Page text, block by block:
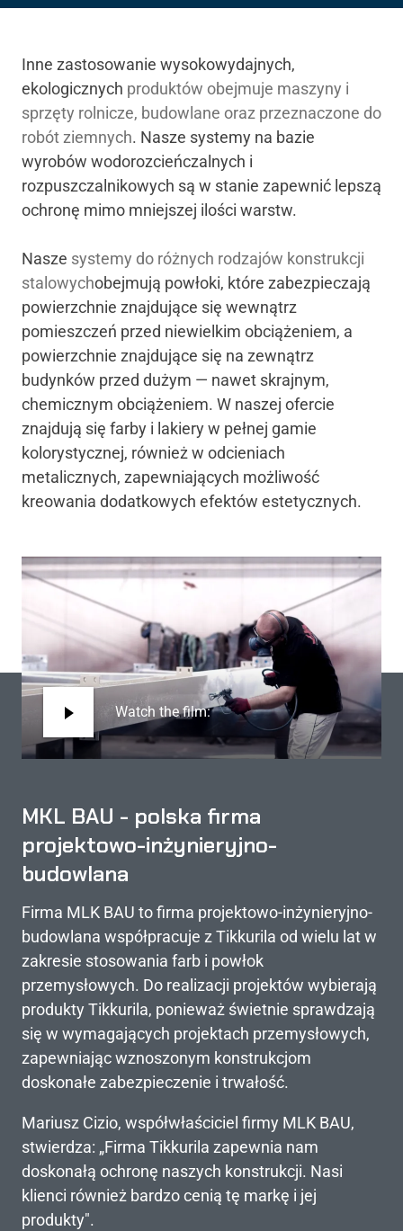
Inne zastosowanie wysokowydajnych,
ekologicznych produktów obejmuje maszyny i
sprzęty rolnicze, budowlane oraz przeznaczone do
robót ziemnych. Nasze systemy na bazie
wyrobów wodorozcieńczalnych i
rozpuszczalnikowych są w stanie zapewnić lepszą
ochronę mimo mniejszej ilości warstw.
Nasze systemy do różnych rodzajów konstrukcji
stalowychobejmują powłoki, które zabezpieczają
powierzchnie znajdujące się wewnątrz
pomieszczeń przed niewielkim obciążeniem, a
powierzchnie znajdujące się na zewnątrz
budynków przed dużym — nawet skrajnym,
chemicznym obciążeniem. W naszej ofercie
znajdują się farby i lakiery w pełnej gamie
kolorystycznej, również w odcieniach
metalicznych, zapewniających możliwość
kreowania dodatkowych efektów estetycznych.
Watch the film:
MKL BAU - polska firma
projektowo-inżynieryjno-
budowlana
Firma MLK BAU to firma projektowo-inżynieryjno-
budowlana współpracuje z Tikkurila od wielu lat w
zakresie stosowania farb i powłok
przemysłowych. Do realizacji projektów wybierają
produkty Tikkurila, ponieważ świetnie sprawdzają
się w wymagających projektach przemysłowych,
zapewniając wznoszonym konstrukcjom
doskonałe zabezpieczenie i trwałość.
Mariusz Cizio, współwłaściciel firmy MLK BAU,
stwierdza: „Firma Tikkurila zapewnia nam
doskonałą ochronę naszych konstrukcji. Nasi
klienci również bardzo cenią tę markę i jej
produkty".